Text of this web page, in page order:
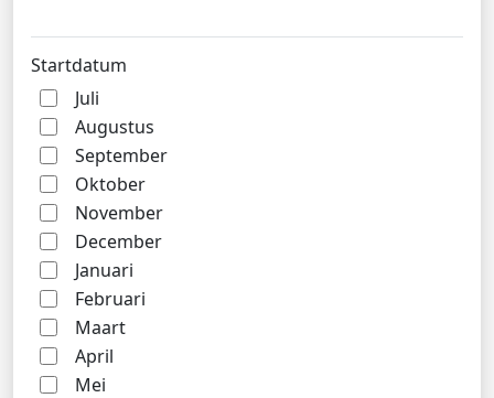
Startdatum
Juli
Augustus
September
Oktober
November
December
Januari
Februari
Maart
April
Mei